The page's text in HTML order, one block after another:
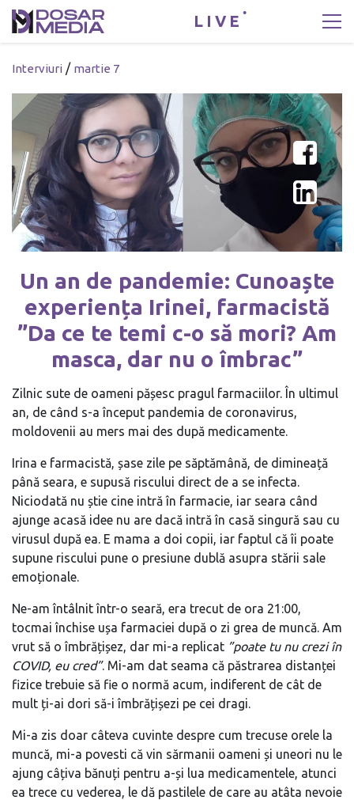
LIVE
Interviuri / martie 7
Un an de pandemie: Cunoaște
experiența Irinei, farmacistă
”Da ce te temi c-o să mori? Am
masca, dar nu o îmbrac”
Zilnic sute de oameni pășesc pragul farmaciilor. În ultimul
an, de când s-a început pandemia de coronavirus,
moldovenii au mers mai des după medicamente.
Irina e farmacistă, șase zile pe săptămână, de dimineață
până seara, e supusă riscului direct de a se infecta.
Niciodată nu știe cine intră în farmacie, iar seara când
ajunge acasă idee nu are dacă intră în casă singură sau cu
virusul după ea. E mama a doi copii, iar faptul că îi poate
supune riscului pune o presiune dublă asupra stării sale
emoționale.
Ne-am întâlnit într-o seară, era trecut de ora 21:00,
tocmai închise ușa farmaciei după o zi grea de muncă. Am
vrut să o îmbrățișez, dar mi-a replicat ”poate tu nu crezi în
COVID, eu cred”. Mi-am dat seama că păstrarea distanței
fizice trebuie să fie o normă acum, indiferent de cât de
mult ți-ai dori să-i îmbrățișezi pe cei dragi.
Mi-a zis doar câteva cuvinte despre cum trecuse orele la
muncă, mi-a povesti că vin sărmanii oameni și uneori nu le
ajung câțiva bănuți pentru a-și lua medicamentele, atunci
ea trece cu vederea, le dă pastilele de care au atâta nevoie